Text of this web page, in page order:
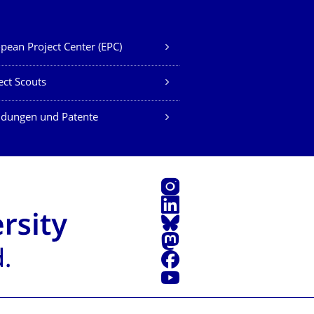
Project Center (EPC)
Scouts
und Patente
Instagram
LinkedIn
Bluesky
Mastodon
Facebook
Youtube